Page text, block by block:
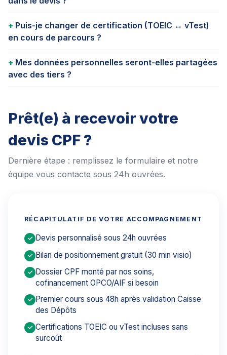
Puis-je changer de certification (TOEIC ↔ vTest)
en cours de parcours ?
Mes données personnelles seront-elles partagées
avec des tiers ?
Prêt(e) à recevoir votre
devis CPF ?
Dernière étape : remplissez le formulaire et notre
équipe vous contacte sous 24h ouvrées.
RÉCAPITULATIF DE VOTRE ACCOMPAGNEMENT
✓ Devis personnalisé sous 24h ouvrées
✓ Bilan de positionnement gratuit (30 min visio)
✓ Dossier CPF monté par nos soins,
cofinancement OPCO/AIF si besoin
✓ Premier cours sous 48h après validation Caisse
des Dépôts
✓ Certifications TOEIC ou vTest incluses sans
surcoût